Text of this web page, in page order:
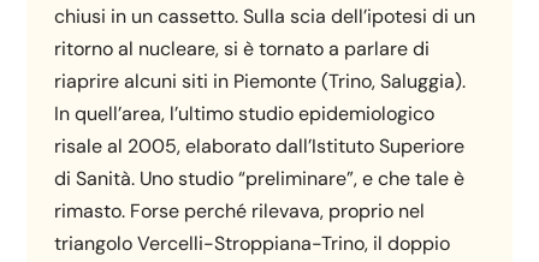
chiusi in un cassetto. Sulla scia dell’ipotesi di un
ritorno al nucleare, si è tornato a parlare di
riaprire alcuni siti in Piemonte (Trino, Saluggia).
In quell’area, l’ultimo studio epidemiologico
risale al 2005, elaborato dall’Istituto Superiore
di Sanità. Uno studio “preliminare”, e che tale è
rimasto. Forse perché rilevava, proprio nel
triangolo Vercelli-Stroppiana-Trino, il doppio